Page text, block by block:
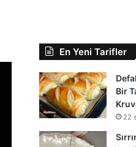
En Yeni Tarifler
Bir
22